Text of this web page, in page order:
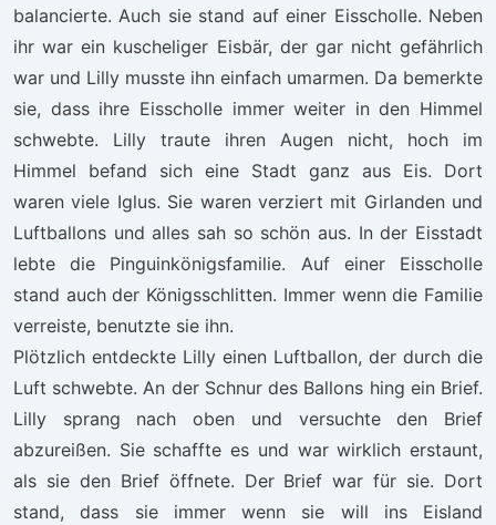
balancierte. Auch sie stand auf einer Eisscholle. Neben
ihr war ein kuscheliger Eisbär, der gar nicht gefährlich
war und Lilly musste ihn einfach umarmen. Da bemerkte
sie, dass ihre Eisscholle immer weiter in den Himmel
schwebte. Lilly traute ihren Augen nicht, hoch im
Himmel befand sich eine Stadt ganz aus Eis. Dort
waren viele Iglus. Sie waren verziert mit Girlanden und
Luftballons und alles sah so schön aus. In der Eisstadt
lebte die Pinguinkönigsfamilie. Auf einer Eisscholle
stand auch der Königsschlitten. Immer wenn die Familie
verreiste, benutzte sie ihn.
Plötzlich entdeckte Lilly einen Luftballon, der durch die
Luft schwebte. An der Schnur des Ballons hing ein Brief.
Lilly sprang nach oben und versuchte den Brief
abzureißen. Sie schaffte es und war wirklich erstaunt,
als sie den Brief öffnete. Der Brief war für sie. Dort
stand, dass sie immer wenn sie will ins Eisland